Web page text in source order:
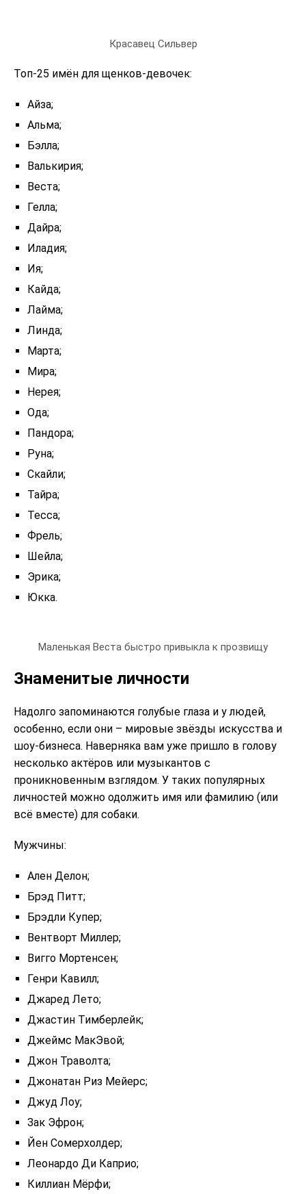
Красавец Сильвер
Топ-25 имён для щенков-девочек:
Айза;
Альма;
Бэлла;
Валькирия;
Веста;
Гелла;
Дайра;
Иладия;
Ия;
Кайда;
Лайма;
Линда;
Марта;
Мира;
Нерея;
Ода;
Пандора;
Руна;
Скайли;
Тайра;
Тесса;
Фрель;
Шейла;
Эрика;
Юкка.
Маленькая Веста быстро привыкла к прозвищу
Знаменитые личности
Надолго запоминаются голубые глаза и у людей,
особенно, если они – мировые звёзды искусства и
шоу-бизнеса. Наверняка вам уже пришло в голову
несколько актёров или музыкантов с
проникновенным взглядом. У таких популярных
личностей можно одолжить имя или фамилию (или
всё вместе) для собаки.
Мужчины:
Ален Делон;
Брэд Питт;
Брэдли Купер;
Вентворт Миллер;
Вигго Мортенсен;
Генри Кавилл;
Джаред Лето;
Джастин Тимберлейк;
Джеймс МакЭвой;
Джон Траволта;
Джонатан Риз Мейерс;
Джуд Лоу;
Зак Эфрон;
Йен Сомерхолдер;
Леонардо Ди Каприо;
Киллиан Мёрфи;